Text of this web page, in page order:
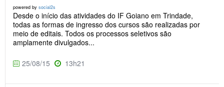
powered by social2s
Desde o início das atividades do IF Goiano em Trindade,
todas as formas de ingresso dos cursos são realizadas por
meio de editais. Todos os processos seletivos são
amplamente divulgados...
25/08/15 13h21